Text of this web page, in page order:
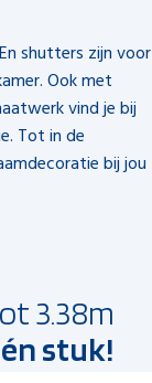
shutters zijn voor
Ook met
vind je bij
Tot in de
bij jou
3.38m
stuk!